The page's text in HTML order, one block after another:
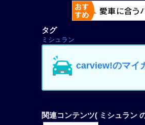
タグ
ミシュラン
carview!のマイ
関連コンテンツ( ミシュラン